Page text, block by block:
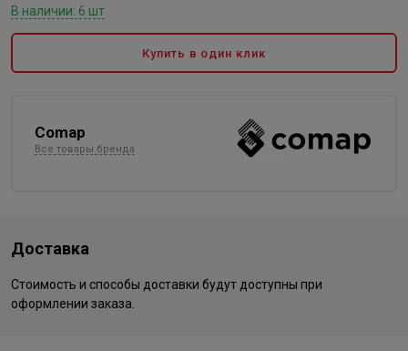
В наличии: 6 шт
Купить в один клик
Comap
Все товары бренда
Доставка
Стоимость и способы доставки будут доступны при
оформлении заказа.